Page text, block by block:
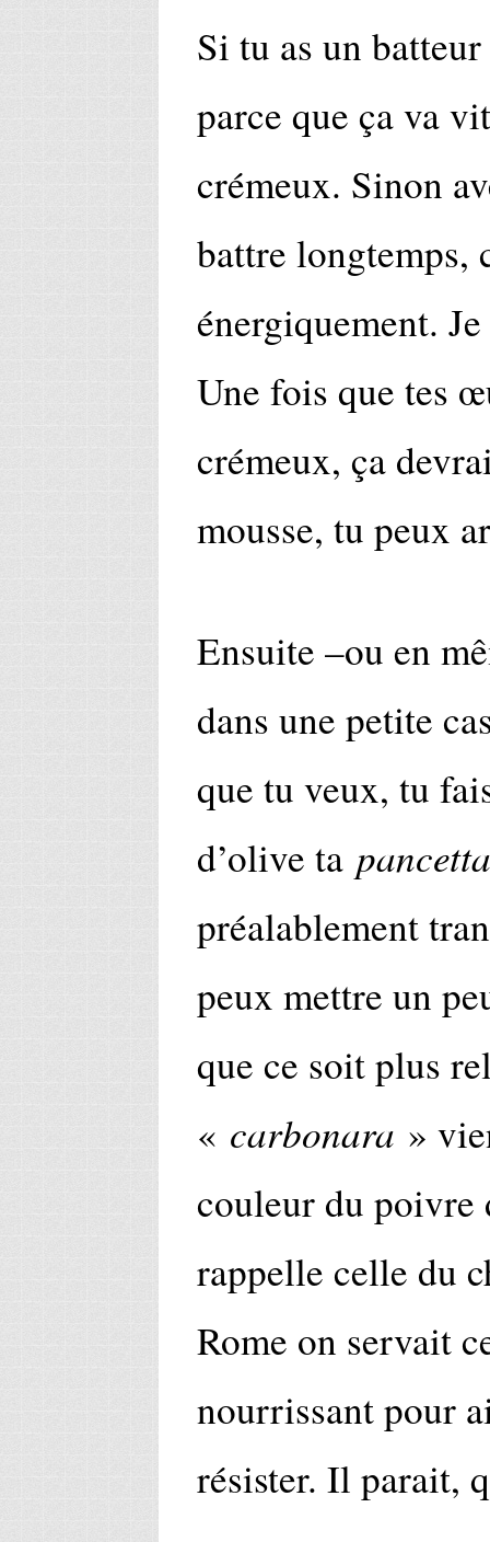
Si tu as un
parce que ça va
crémeux. Sinon
battre longtemps,
énergiquement.
Une fois que tes
crémeux, ça
mousse, tu peux
Ensuite –ou en
dans une petite
que tu veux, tu
d’olive ta
préalablement
peux mettre un
que ce soit plus
« carbonara »
couleur du poivre
rappelle celle du
Rome on servait
nourrissant pour
résister. Il parait,